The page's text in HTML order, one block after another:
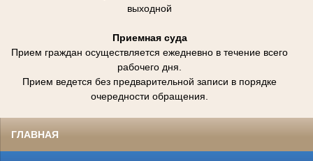
выходной
Приемная суда
Прием граждан осуществляется ежедневно в течение всего
рабочего дня.
Прием ведется без предварительной записи в порядке
очередности обращения.
ГЛАВНАЯ